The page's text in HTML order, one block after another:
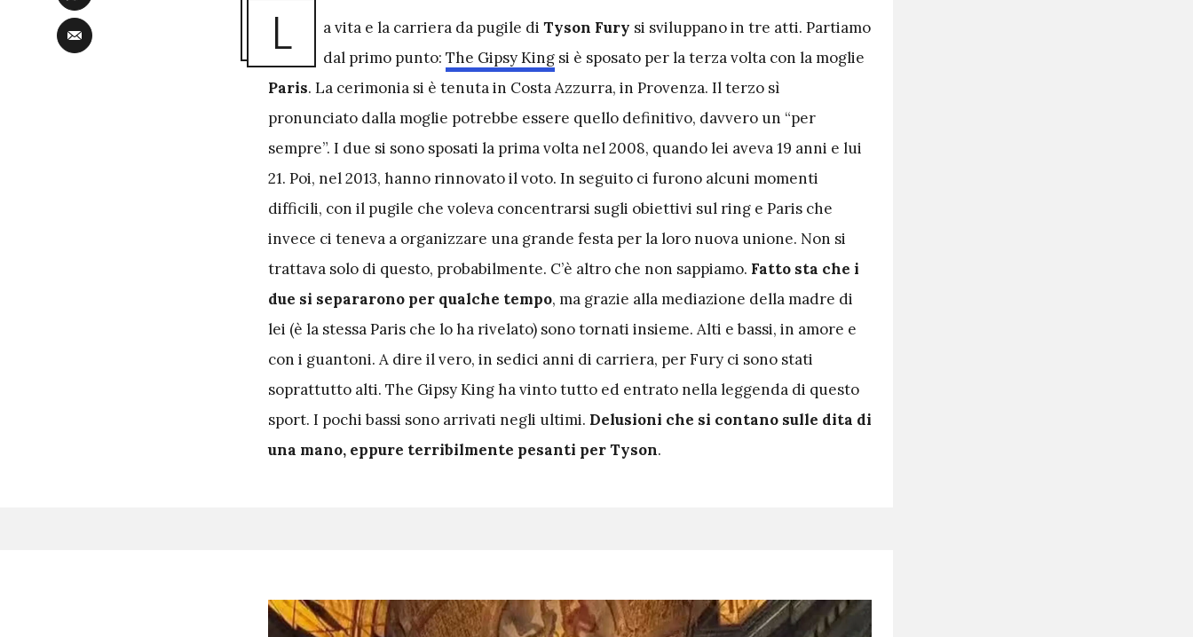
L a vita e la carriera da pugile di Tyson Fury si sviluppano in tre atti. Partiamo
dal primo punto: The Gipsy King si è sposato per la terza volta con la moglie
Paris. La cerimonia si è tenuta in Costa Azzurra, in Provenza. Il terzo sì
pronunciato dalla moglie potrebbe essere quello definitivo, davvero un “per
sempre”. I due si sono sposati la prima volta nel 2008, quando lei aveva 19 anni e lui
21. Poi, nel 2013, hanno rinnovato il voto. In seguito ci furono alcuni momenti
difficili, con il pugile che voleva concentrarsi sugli obiettivi sul ring e Paris che
invece ci teneva a organizzare una grande festa per la loro nuova unione. Non si
trattava solo di questo, probabilmente. C’è altro che non sappiamo. Fatto sta che i
due si separarono per qualche tempo, ma grazie alla mediazione della madre di
lei (è la stessa Paris che lo ha rivelato) sono tornati insieme. Alti e bassi, in amore e
con i guantoni. A dire il vero, in sedici anni di carriera, per Fury ci sono stati
soprattutto alti. The Gipsy King ha vinto tutto ed entrato nella leggenda di questo
sport. I pochi bassi sono arrivati negli ultimi. Delusioni che si contano sulle dita di
una mano, eppure terribilmente pesanti per Tyson.